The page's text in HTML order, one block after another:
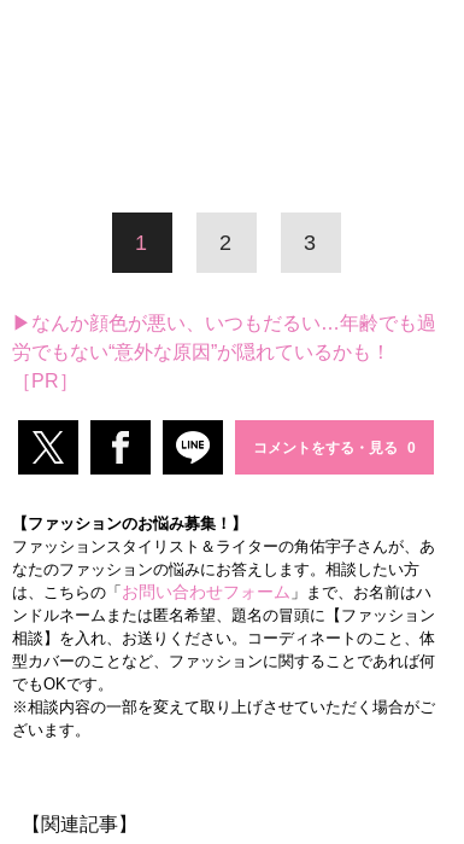
1 2 3
▶なんか顔色が悪い、いつもだるい…年齢でも過
労でもない“意外な原因”が隠れているかも！
［PR］
コメントをする・見る
【ファッションのお悩み募集！】
ファッションスタイリスト＆ライターの角佑宇子さんが、あ
なたのファッションの悩みにお答えします。相談したい方
は、こちらの「お問い合わせフォーム 」まで、お名前はハ
ンドルネームまたは匿名希望、題名の冒頭に【ファッション
相談】を入れ、お送りください。コーディネートのこと、体
型カバーのことなど、ファッションに関することであれば何
でもOKです。
※相談内容の一部を変えて取り上げさせていただく場合がご
ざいます。
【関連記事】